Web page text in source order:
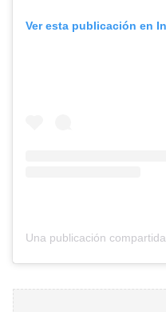
Ver esta publicación en